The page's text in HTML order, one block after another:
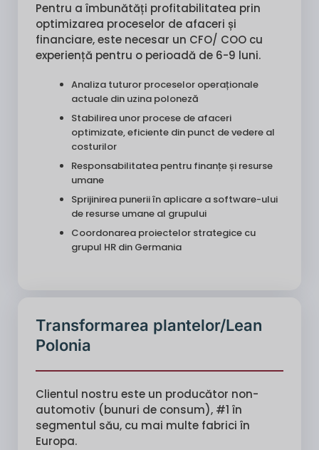
Pentru a îmbunătăți profitabilitatea prin
optimizarea proceselor de afaceri și
financiare, este necesar un CFO/ COO cu
experiență pentru o perioadă de 6-9 luni.
Analiza tuturor proceselor operaționale
actuale din uzina poloneză
Stabilirea unor procese de afaceri
optimizate, eficiente din punct de vedere al
costurilor
Responsabilitatea pentru finanțe și resurse
umane
Sprijinirea punerii în aplicare a software-ului
de resurse umane al grupului
Coordonarea proiectelor strategice cu
grupul HR din Germania
Transformarea plantelor/Lean
Polonia
Clientul nostru este un producător non-
automotiv (bunuri de consum), #1 în
segmentul său, cu mai multe fabrici în
Europa.